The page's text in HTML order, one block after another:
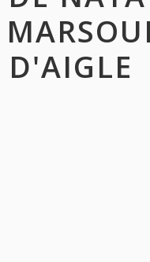
D'AIGLE